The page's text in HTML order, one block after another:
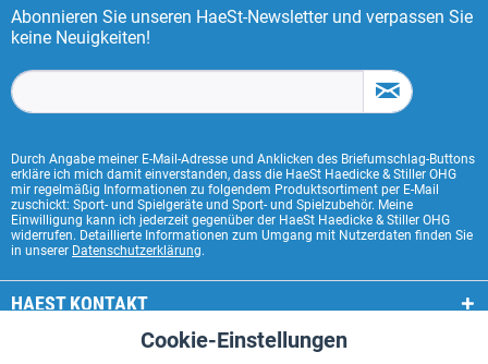
Abonnieren Sie unseren HaeSt-Newsletter und verpassen Sie
keine Neuigkeiten!
Durch Angabe meiner E-Mail-Adresse und Anklicken des Briefumschlag-Buttons
erkläre ich mich damit einverstanden, dass die HaeSt Haedicke & Stiller OHG
mir regelmäßig Informationen zu folgendem Produktsortiment per E-Mail
zuschickt: Sport- und Spielgeräte und Sport- und Spielzubehör. Meine
Einwilligung kann ich jederzeit gegenüber der HaeSt Haedicke & Stiller OHG
widerrufen. Detaillierte Informationen zum Umgang mit Nutzerdaten finden Sie
in unserer Datenschutzerklärung.
HAEST KONTAKT
HAEST SHOP SERVICE
Aktiv
Cookie-Einstellungen